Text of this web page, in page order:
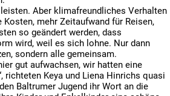
Aber klimafreundliches Verhalten
mehr Zeitaufwand für Reisen,
so geändert werden, dass
wird, weil es sich lohne. Nur dann
sondern alle gemeinsam.
gut aufwachsen, wir hatten eine
richteten Keya und Liena Hinrichs quasi
Baltrumer Jugend ihr Wort an die